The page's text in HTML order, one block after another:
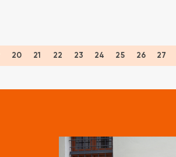
20 21 22 23 24 25 26 27